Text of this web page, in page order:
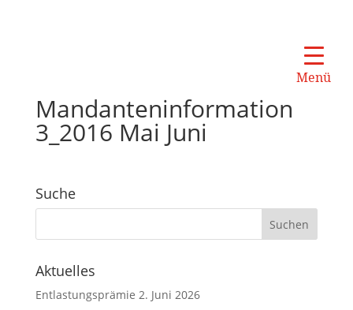
Mandanteninformation
3_2016 Mai Juni
Suche
Aktuelles
Entlastungsprämie 2. Juni 2026
Menü